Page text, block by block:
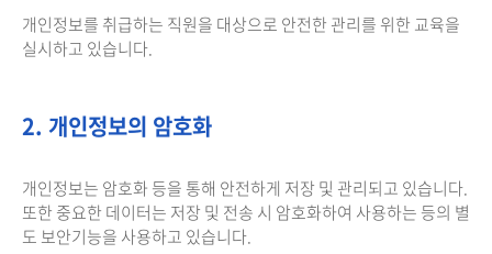
개인정보를 취급하는 직원을 대상으로 안전한 관리를 위한 교육을
실시하고 있습니다.
2. 개인정보의 암호화
개인정보는 암호화 등을 통해 안전하게 저장 및 관리되고 있습니다.
또한 중요한 데이터는 저장 및 전송 시 암호화하여 사용하는 등의 별
도 보안기능을 사용하고 있습니다.